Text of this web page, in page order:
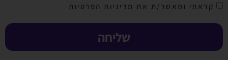
קראתי ומאשר/ת את מדיניות הפרטיות
שליחה